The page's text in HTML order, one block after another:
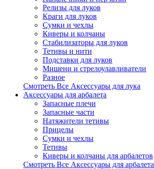
Релизы для луков
Краги для луков
Сумки и чехлы
Киверы и колчаны
Стабилизаторы для луков
Тетивы и нити
Подставки для луков
Мишени и стрелоулавливатели
Разное
Смотреть Все Аксессуары для лука
Аксессуары для арбалета
Запасные плечи
Запасные части
Натяжители тетивы
Прицелы
Сумки и чехлы
Тетивы
Киверы и колчаны для арбалетов
Смотреть Все Аксессуары для арбалета